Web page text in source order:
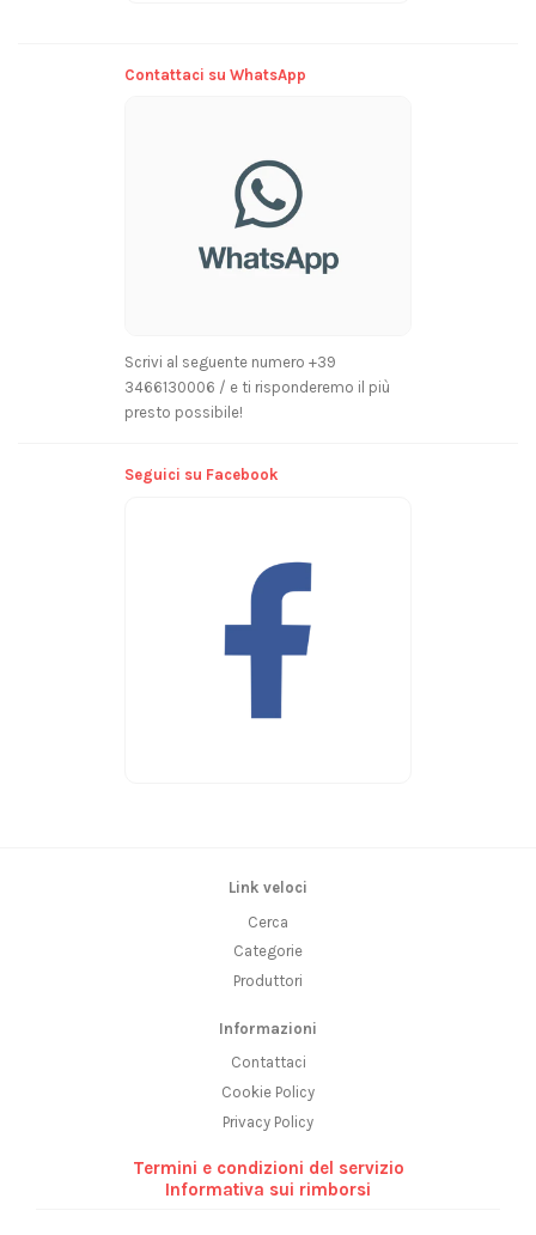
Contattaci su WhatsApp
Scrivi al seguente numero +39
3466130006 / e ti risponderemo il più
presto possibile!
Seguici su Facebook
Link veloci
Cerca
Categorie
Produttori
Informazioni
Contattaci
Cookie Policy
Privacy Policy
Termini e condizioni del servizio
Informativa sui rimborsi